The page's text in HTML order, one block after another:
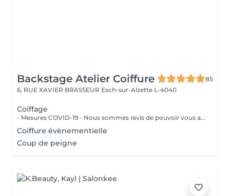
Backstage Atelier Coiffure
85
6, RUE XAVIER BRASSEUR Esch-sur-Alzette L-4040
Coiffage
- Mesures COVID-19 - Nous sommes ravis de pouvoir vous accueillir à partir du 11 mai 2020 . Dans la mesure du possible : - Réserver un jour et un créneau en semaine si vous n'avez pas de contrainte pro./perso. - Venir seul aux rendez-vous - Se présenter au salon à l'heure prévue - Porter un masque et des gants - Respecter la distanciation - Prévoyez une boisson et de la lecture si besoin - Privilégier les modes de paiements sans contact Un grand merci d'avance pour votre compréhension. Au plaisir de vous revoir très vite.
Coiffure évènementielle
Coup de peigne